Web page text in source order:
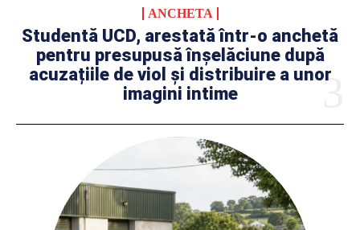
ANCHETA
Studentă UCD, arestată într-o anchetă
pentru presupusă înșelăciune după
acuzațiile de viol și distribuire a unor
imagini intime